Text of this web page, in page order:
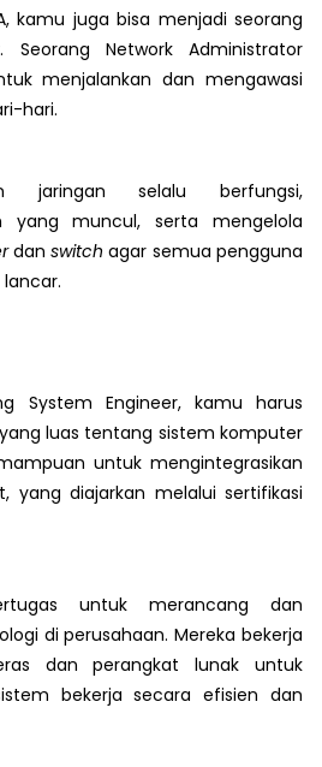
kamu juga bisa menjadi seorang
Seorang Network Administrator
menjalankan dan mengawasi
hari.
jaringan selalu berfungsi,
yang muncul, serta mengelola
danswitch agar semua pengguna
System Engineer, kamu harus
luas tentang sistem komputer
untuk mengintegrasikan
yang diajarkan melalui sertifikasi
untuk merancang dan
di perusahaan. Mereka bekerja
dan perangkat lunak untuk
bekerja secara efisien dan